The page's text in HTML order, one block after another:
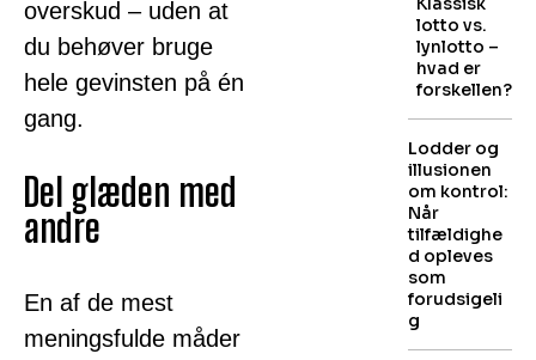
overskud – uden at
du behøver bruge
hele gevinsten på én
gang.
Del glæden med
andre
En af de mest
meningsfulde måder
lotto vs.
lynlotto –
hvad er
forskellen?
Lodder og
illusionen
om kontrol:
Når
tilfældighe
d opleves
som
forudsigeli
g